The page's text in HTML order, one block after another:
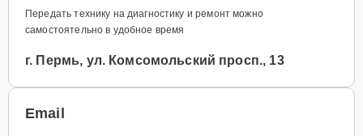
Передать технику на диагностику и ремонт можно
самостоятельно в удобное время
г. Пермь, ул. Комсомольский просп., 13
Email